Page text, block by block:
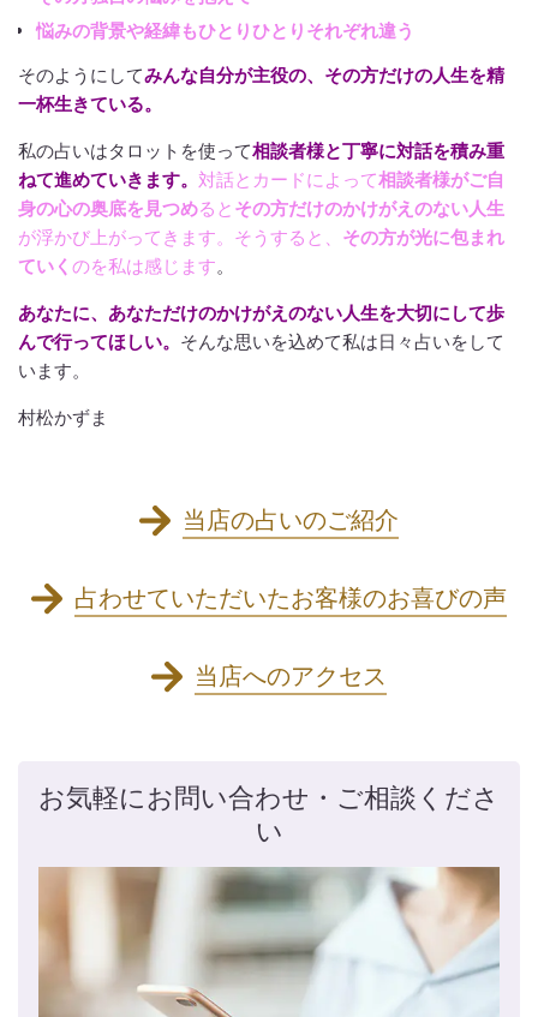
悩みの背景や経緯もひとりひとりそれぞれ違う
そのようにしてみんな自分が主役の、その方だけの人生を精
一杯生きている。
私の占いはタロットを使って相談者様と丁寧に対話を積み重
ねて進めていきます。 対話とカードによって相談者様がご自
身の心の奥底を見つめると その方だけのかけがえのない人生
が浮かび上がってきます。そうすると、 その方が光に包まれ
ていく のを私は感じます
あなたに、あなただけのかけがえのない人生を大切にして歩
んで行ってほしい。 そんな思いを込めて私は日々占いをして
います。
村松かずま
当店の占いのご紹介
占わせていただいたお客様のお喜びの声
当店へのアクセス
お気軽にお問い合わせ・ご相談くださ
い